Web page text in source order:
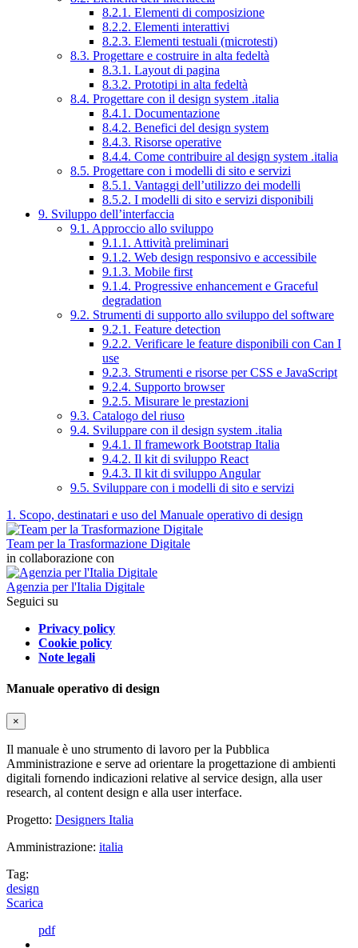
8.2.1. Elementi di composizione
8.2.2. Elementi interattivi
8.2.3. Elementi testuali (microtesti)
8.3. Progettare e costruire in alta fedeltà
8.3.1. Layout di pagina
8.3.2. Prototipi in alta fedeltà
8.4. Progettare con il design system .italia
8.4.1. Documentazione
8.4.2. Benefici del design system
8.4.3. Risorse operative
8.4.4. Come contribuire al design system .italia
8.5. Progettare con i modelli di sito e servizi
8.5.1. Vantaggi dell’utilizzo dei modelli
8.5.2. I modelli di sito e servizi disponibili
9. Sviluppo dell’interfaccia
9.1. Approccio allo sviluppo
9.1.1. Attività preliminari
9.1.2. Web design responsivo e accessibile
9.1.3. Mobile first
9.1.4. Progressive enhancement e Graceful
degradation
9.2. Strumenti di supporto allo sviluppo del software
9.2.1. Feature detection
9.2.2. Verificare le feature disponibili con Can I
use
9.2.3. Strumenti e risorse per CSS e JavaScript
9.2.4. Supporto browser
9.2.5. Misurare le prestazioni
9.3. Catalogo del riuso
9.4. Sviluppare con il design system .italia
9.4.1. Il framework Bootstrap Italia
9.4.2. Il kit di sviluppo React
9.4.3. Il kit di sviluppo Angular
9.5. Sviluppare con i modelli di sito e servizi
1. Scopo, destinatari e uso del Manuale operativo di design
Team per la Trasformazione Digitale
in collaborazione con
Agenzia per l'Italia Digitale
Seguici su
Privacy policy
Cookie policy
Note legali
Manuale operativo di design
×
Il manuale è uno strumento di lavoro per la Pubblica
Amministrazione e serve ad orientare la progettazione di ambienti
digitali fornendo indicazioni relative al service design, alla user
research, al content design e alla user interface.
Progetto: Designers Italia
Amministrazione: italia
Tag:
design
Scarica
pdf